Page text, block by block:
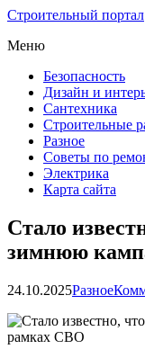
Строительный портал
Меню
Безопасность
Дизайн и
Сантехника
Строительные
Разное
Советы по
Электрика
Карта сайта
Стало
зимнюю
24.10.2025Разное